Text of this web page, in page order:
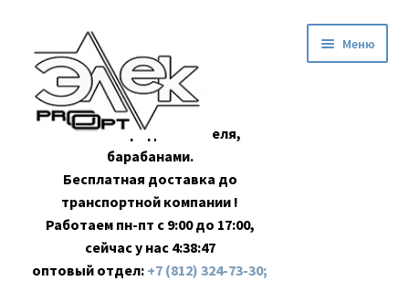
навигации
содержимому
Оптовая продажа кабеля,
барабанами.
Бесплатная доставка до
транспортной компании !
Работаем пн-пт с 9:00 до 17:00,
сейчас у нас 4:38:48
оптовый отдел: +7 (812) 324-73-30;
Меню